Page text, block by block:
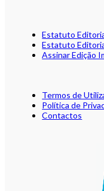
Estatuto
Estatuto
Assinar Edição
Termos de
Política de
Contactos